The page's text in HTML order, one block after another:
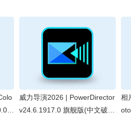
威力导演2026 | PowerDirector
v24.6.1917.0 旗舰版(中文破解
相